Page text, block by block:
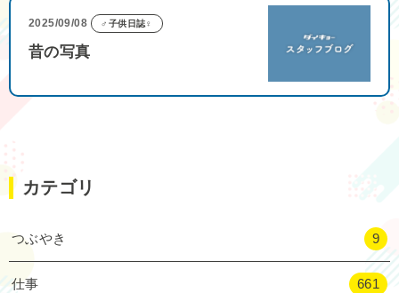
2025/09/08 ♂子供日誌♀
昔の写真
カテゴリ
つぶやき 9
仕事 661